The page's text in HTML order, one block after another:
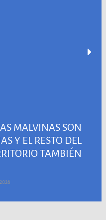
MALVINAS SON
Y EL RESTO DEL
TAMBIÉN